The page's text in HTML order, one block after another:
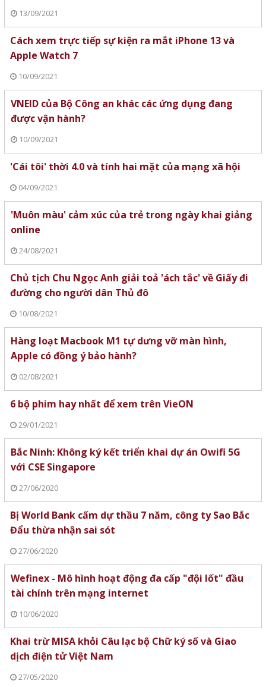
13/09/2021
Cách xem trực tiếp sự kiện ra mắt iPhone 13 và
Apple Watch 7
10/09/2021
VNEID của Bộ Công an khác các ứng dụng đang
được vận hành?
10/09/2021
'Cái tôi' thời 4.0 và tính hai mặt của mạng xã hội
04/09/2021
'Muôn màu' cảm xúc của trẻ trong ngày khai giảng
online
24/08/2021
Chủ tịch Chu Ngọc Anh giải toả 'ách tắc' về Giấy đi
đường cho người dân Thủ đô
10/08/2021
Hàng loạt Macbook M1 tự dưng vỡ màn hình,
Apple có đồng ý bảo hành?
02/08/2021
6 bộ phim hay nhất để xem trên VieON
29/01/2021
Bắc Ninh: Không ký kết triển khai dự án Owifi 5G
với CSE Singapore
27/06/2020
Bị World Bank cấm dự thầu 7 năm, công ty Sao Bắc
Đẩu thừa nhận sai sót
27/06/2020
Wefinex - Mô hình hoạt động đa cấp "đội lốt" đầu
tài chính trên mạng internet
10/06/2020
Khai trừ MISA khỏi Câu lạc bộ Chữ ký số và Giao
dịch điện tử Việt Nam
27/05/2020